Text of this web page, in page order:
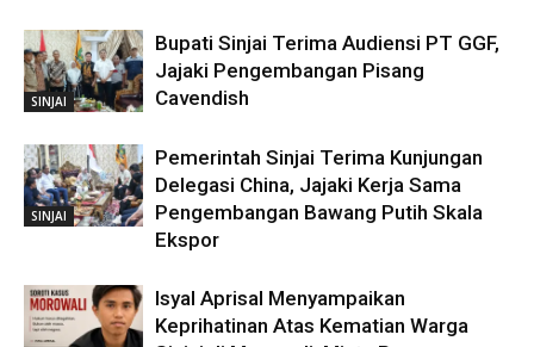
SINJAI
Bupati Sinjai Terima Audiensi PT GGF,
Jajaki Pengembangan Pisang
Cavendish
SINJAI
Pemerintah Sinjai Terima Kunjungan
Delegasi China, Jajaki Kerja Sama
Pengembangan Bawang Putih Skala
Ekspor
Isyal Aprisal Menyampaikan
Keprihatinan Atas Kematian Warga